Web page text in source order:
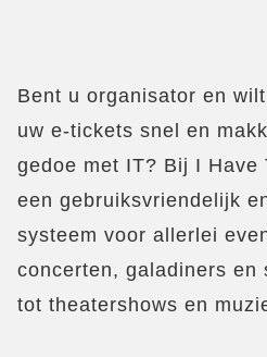
Bent u organisator en
uw e-tickets snel en
gedoe met IT? Bij I Have
een gebruiksvriendelijk
systeem voor allerlei
concerten, galadiners en
tot theatershows en